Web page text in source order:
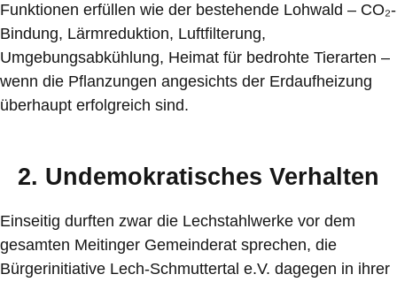
Funktionen erfüllen wie der bestehende Lohwald – CO₂-
Bindung, Lärmreduktion, Luftfilterung,
Umgebungsabkühlung, Heimat für bedrohte Tierarten –
wenn die Pflanzungen angesichts der Erdaufheizung
überhaupt erfolgreich sind.
2. Undemokratisches Verhalten
Einseitig durften zwar die Lechstahlwerke vor dem
gesamten Meitinger Gemeinderat sprechen, die
Bürgerinitiative Lech-Schmuttertal e.V. dagegen in ihrer